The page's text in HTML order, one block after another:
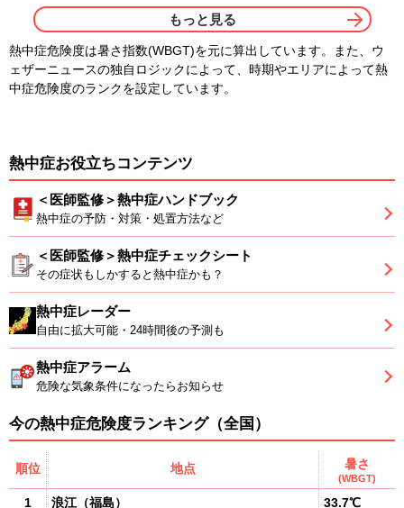
もっと見る
熱中症危険度は暑さ指数(WBGT)を元に算出しています。また、ウ
ェザーニュースの独自ロジックによって、時期やエリアによって熱
中症危険度のランクを設定しています。
熱中症お役立ちコンテンツ
＜医師監修＞熱中症ハンドブック
熱中症の予防・対策・処置方法など
＜医師監修＞熱中症チェックシート
その症状もしかすると熱中症かも？
熱中症レーダー
自由に拡大可能・24時間後の予測も
熱中症アラーム
危険な気象条件になったらお知らせ
今の熱中症危険度ランキング（全国）
順位 地点 暑さ
(WBGT)
1 浪江（福島） 33.7℃